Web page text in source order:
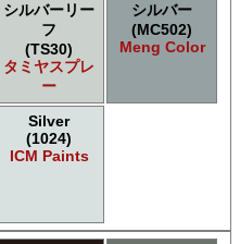
シルバーリー
フ
(TS30)
タミヤスプレ
ー
シルバー
(MC502)
Meng Color
Silver
(1024)
ICM Paints